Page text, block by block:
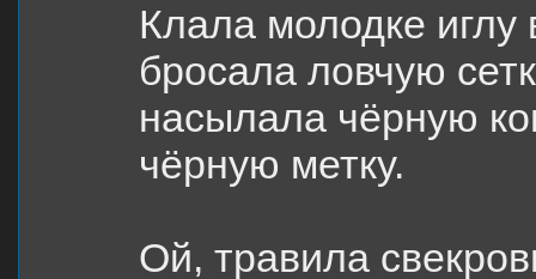
Клала молодке иглу
бросала ловчую
насылала чёрную
чёрную метку.
Ой, травила